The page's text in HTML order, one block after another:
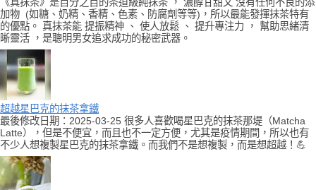
加物 (如糖、奶精、香精、色素、防腐劑等等)，所以最能發揮抹茶特有
的優點。 真抹茶能 提振精神 、 使人放鬆 、 提升專注力 ， 幫助思緒清
晰靈活 ，是聰明男女追求成功的秘密武器。
超越星巴克的抹茶拿鐵
最後修改日期：2025-03-25 很多人喜歡喝星巴克的抹茶那堤（Matcha
Latte），但是不便宜，而且也不一定方便，尤其是疫情期間，所以也有
不少人想複製星巴克的抹茶拿鐵。而我們不是想複製，而是想超越！💪